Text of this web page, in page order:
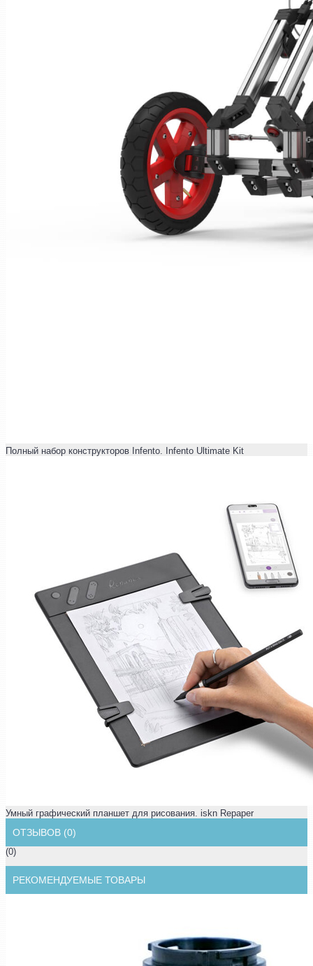
Полный набор конструкторов Infento. Infento Ultimate Kit
Умный графический планшет для рисования. iskn Repaper
ОТЗЫВОВ (0)
(0)
РЕКОМЕНДУЕМЫЕ ТОВАРЫ